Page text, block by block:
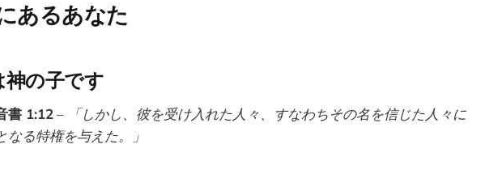
あるあなた
神の子です
書 1:12–
「しかし、彼を受け入れた人々、すなわちその名を信じた人々に
なる特権を与えた。」